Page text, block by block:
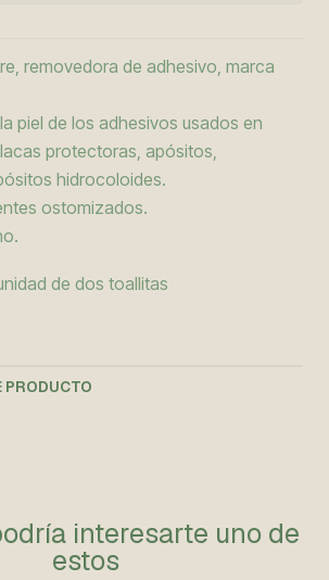
removedora de adhesivo, marca
piel de los adhesivos usados en
protectoras, apósitos,
hidrocoloides.
ostomizados.
de dos toallitas
PRODUCTO
interesarte uno de
estos